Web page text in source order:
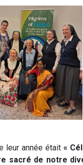
leur année était «
sacré de notre